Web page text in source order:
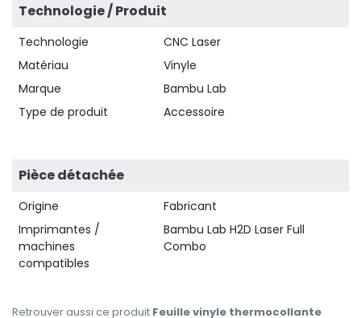
Technologie / Produit
Technologie
CNC Laser
Matériau
Vinyle
Marque
Bambu Lab
Type de produit
Accessoire
Pièce détachée
Origine
Fabricant
Imprimantes /
machines
compatibles
Bambu Lab H2D Laser Full
Combo
Retrouver aussi ce produit Feuille vinyle thermocollante